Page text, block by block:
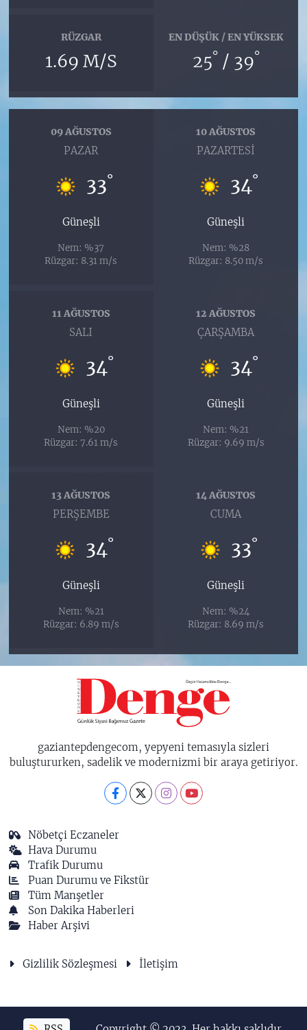
RÜZGAR
1.69 M/S
EN DÜŞÜK / EN YÜKSEK
25° / 39°
09 AĞUSTOS
PAZAR
33°
Güneşli
Nem: %37
Rüzgar: 8.31 m/s
10 AĞUSTOS
PAZARTESI
34°
Güneşli
Nem: %28
Rüzgar: 8.50 m/s
11 AĞUSTOS
SALI
34°
Güneşli
Nem: %20
Rüzgar: 7.61 m/s
12 AĞUSTOS
ÇARŞAMBA
34°
Güneşli
Nem: %21
Rüzgar: 9.69 m/s
13 AĞUSTOS
PERŞEMBE
34°
Güneşli
Nem: %21
Rüzgar: 6.89 m/s
14 AĞUSTOS
CUMA
33°
Güneşli
Nem: %24
Rüzgar: 8.69 m/s
gaziantepdengecom, yepyeni temasıyla sizleri
buluştururken, sadelik ve modernizmi bir araya getiriyor.
Nöbetçi Eczaneler
Hava Durumu
Trafik Durumu
Puan Durumu ve Fikstür
Tüm Manşetler
Son Dakika Haberleri
Haber Arşivi
Gizlilik Sözleşmesi İletişim